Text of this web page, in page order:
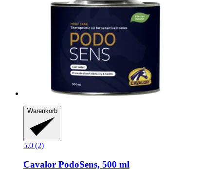
Warenkorb
5.0 (2)
Cavalor PodoSens, 500 ml